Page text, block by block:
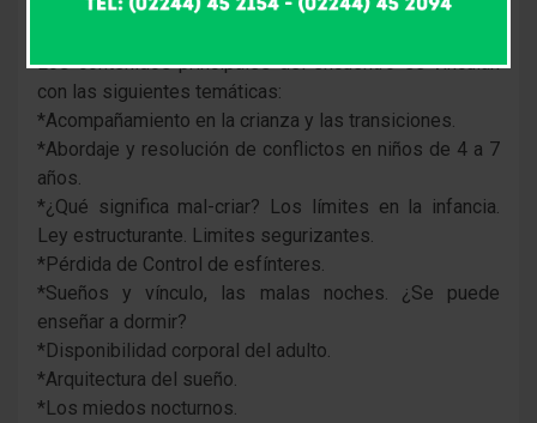
los niños experimentan día a día.
Los contenidos principales del encuentro se vinculan
con las siguientes temáticas:
*Acompañamiento en la crianza y las transiciones.
*Abordaje y resolución de conflictos en niños de 4 a 7
años.
*¿Qué significa mal-criar? Los límites en la infancia.
Ley estructurante. Limites segurizantes.
*Pérdida de Control de esfínteres.
*Sueños y vínculo, las malas noches. ¿Se puede
enseñar a dormir?
*Disponibilidad corporal del adulto.
*Arquitectura del sueño.
*Los miedos nocturnos.